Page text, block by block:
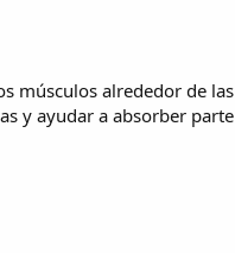
músculos alrededor de las
y ayudar a absorber parte